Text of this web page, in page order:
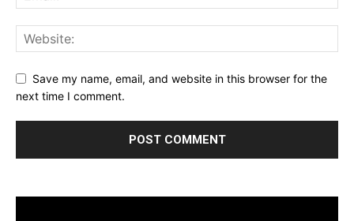
Save my name, email, and website in this browser for the
next time I comment.